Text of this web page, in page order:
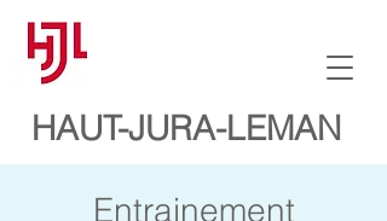
HAUT-JURA-LEMAN
Entrainement